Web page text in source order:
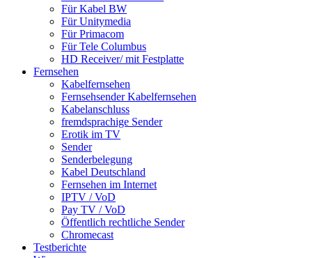
Für Kabel BW
Für Unitymedia
Für Primacom
Für Tele Columbus
HD Receiver/ mit Festplatte
Fernsehen
Kabelfernsehen
Fernsehsender Kabelfernsehen
Kabelanschluss
fremdsprachige Sender
Erotik im TV
Sender
Senderbelegung
Kabel Deutschland
Fernsehen im Internet
IPTV / VoD
Pay TV / VoD
Öffentlich rechtliche Sender
Chromecast
Testberichte